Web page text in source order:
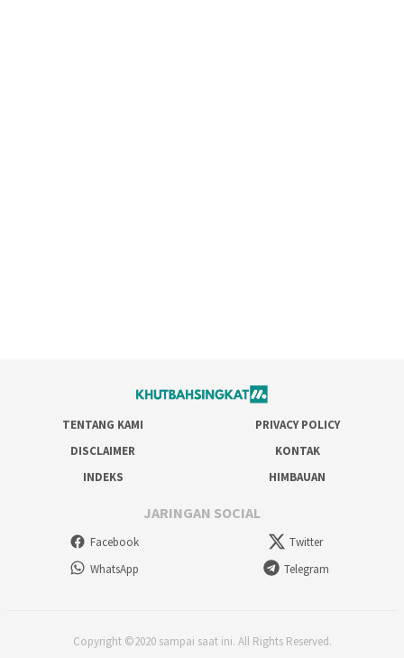
TENTANG KAMI
PRIVACY POLICY
DISCLAIMER
KONTAK
INDEKS
HIMBAUAN
JARINGAN SOCIAL
Facebook
Twitter
WhatsApp
Telegram
Copyright ©2020 sampai saat ini. All Rights Reserved.